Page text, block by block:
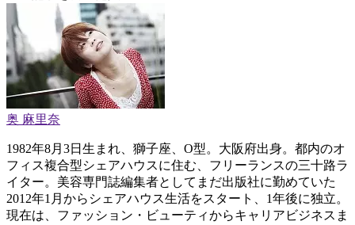
奥 麻里奈
1982年8月3日生まれ、獅子座、O型。大阪府出身。都内のオ
フィス複合型シェアハウスに住む、フリーランスの三十路ラ
イター。美容専門誌編集者としてまだ出版社に勤めていた
2012年1月からシェアハウス生活をスタート、1年後に独立。
現在は、ファッション・ビューティからキャリアビジネスま